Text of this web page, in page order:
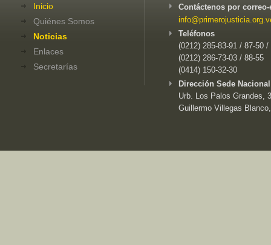
Inicio
Quiénes Somos
Noticias
Enlaces
Secretarías
Contáctenos por
Teléfonos
(0212) 285-83-91 / 87-50 /
(0212) 286-73-03 / 88-55
(0414) 150-32-30
Dirección Sede
Urb. Los Palos Grandes,
Guillermo Villegas